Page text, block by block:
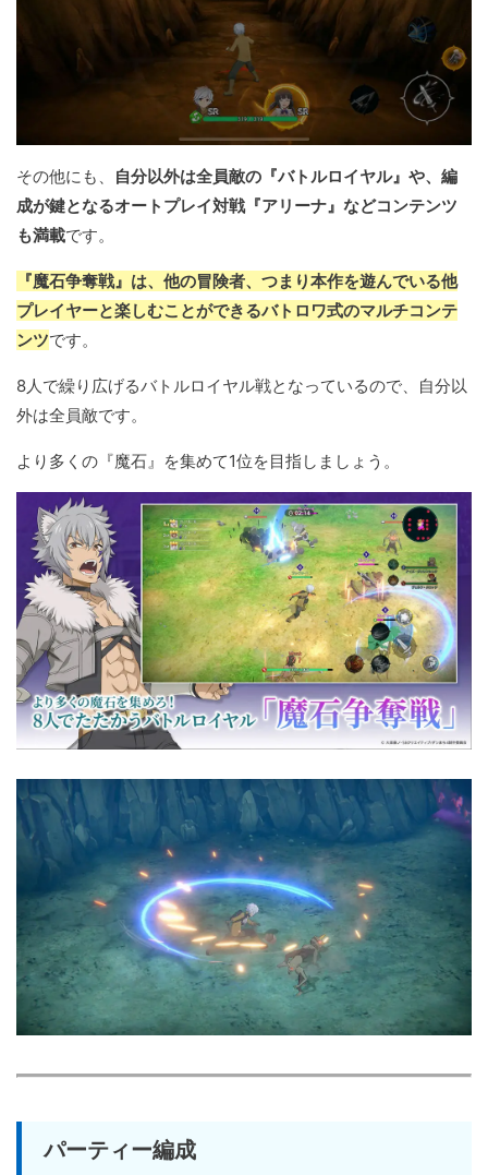
その他にも、
自分以外は全員敵の『バトルロイヤル』や、編
成が鍵となるオートプレイ対戦『アリーナ』などコンテンツ
も満載です。
『魔石争奪戦』は、他の冒険者、つまり本作を遊んでいる他
プレイヤーと楽しむことができるバトロワ式のマルチコンテ
ンツです。
8人で繰り広げるバトルロイヤル戦となっているので、自分以
外は全員敵です。
より多くの『魔石』を集めて1位を目指しましょう。
パーティー編成